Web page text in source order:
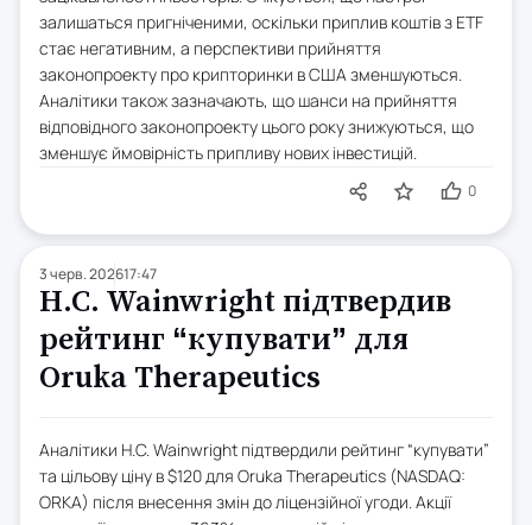
залишаться пригніченими, оскільки приплив коштів з ETF
стає негативним, а перспективи прийняття
законопроекту про крипторинки в США зменшуються.
Аналітики також зазначають, що шанси на прийняття
відповідного законопроекту цього року знижуються, що
зменшує ймовірність припливу нових інвестицій.
0
3 черв. 202617:47
H.C. Wainwright підтвердив
рейтинг “купувати” для
Oruka Therapeutics
Аналітики H.C. Wainwright підтвердили рейтинг “купувати”
та цільову ціну в $120 для Oruka Therapeutics (NASDAQ:
ORKA) після внесення змін до ліцензійної угоди. Акції